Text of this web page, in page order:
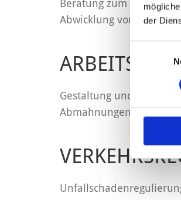
der
Beratung zum Altenteil
Abwicklung von
Gestaltung und
Abmahnungen,